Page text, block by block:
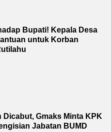
Bupati! Kepala Desa
untuk Korban
Dicabut, Gmaks Minta KPK
Jabatan BUMD